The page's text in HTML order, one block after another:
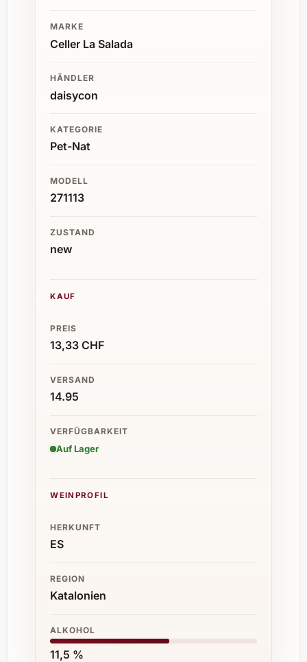
MARKE
Celler La Salada
HÄNDLER
daisycon
KATEGORIE
Pet-Nat
MODELL
271113
ZUSTAND
new
KAUF
PREIS
13,33 CHF
VERSAND
14.95
VERFÜGBARKEIT
Auf Lager
WEINPROFIL
HERKUNFT
ES
REGION
Katalonien
ALKOHOL
11,5 %